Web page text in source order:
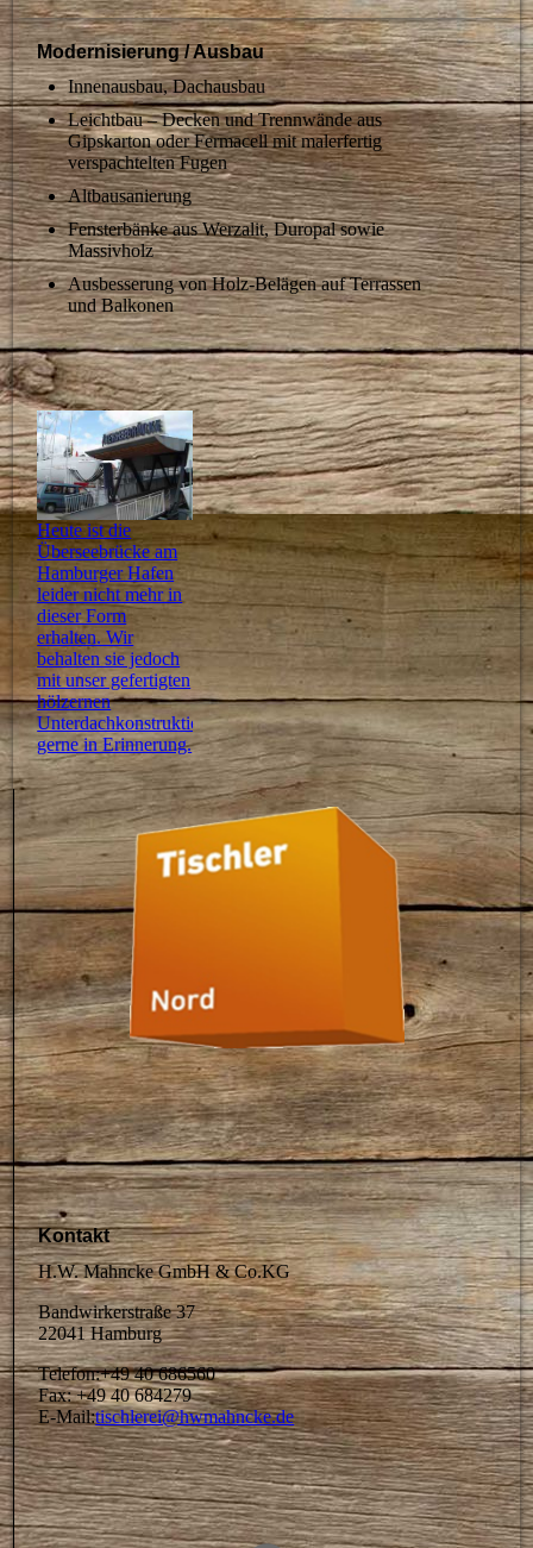
Modernisierung / Ausbau
Innenausbau, Dachausbau
Leichtbau – Decken und Trennwände aus
Gipskarton oder Fermacell mit malerfertig
verspachtelten Fugen
Altbausanierung
Fensterbänke aus Werzalit, Duropal sowie
Massivholz
Ausbesserung von Holz-Belägen auf Terrassen
und Balkonen
Heute ist die
Überseebrücke am
Hamburger Hafen
leider nicht mehr in
dieser Form
erhalten. Wir
behalten sie jedoch
mit unser gefertigten
hölzernen
Unterdachkonstruktion
gerne in Erinnerung.
Kontakt
H.W. Mahncke GmbH & Co.KG
Bandwirkerstraße 37
22041 Hamburg
Telefon:+49 40 686560
Fax: +49 40 684279
E-Mail:tischlerei@hwmahncke.de